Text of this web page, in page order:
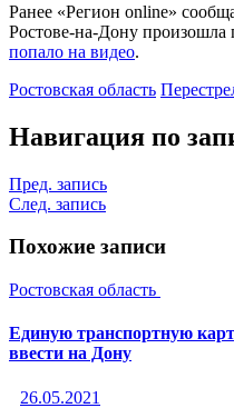
Ранее «Регион online»
Ростове-на-Дону произошла
попало на видео.
Ростовская область
Навигация по
Пред. запись
След. запись
Похожие записи
Ростовская область
Единую транспортную
ввести на Дону
26.05.2021